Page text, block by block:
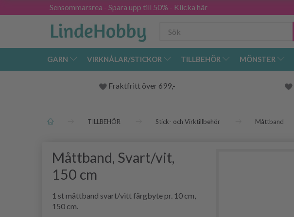
Sensommarsrea - Spara upp till 50% - Klicka här
GARN VIRKNÅLAR/STICKOR TILLBEHÖR MÖNSTER
Fraktfritt över 699,-
TILLBEHÖR Stick- och Virktillbehör Måttband
Måttband, Svart/vit,
150 cm
1 st måttband svart/vitt färgbyte pr. 10 cm,
150 cm.